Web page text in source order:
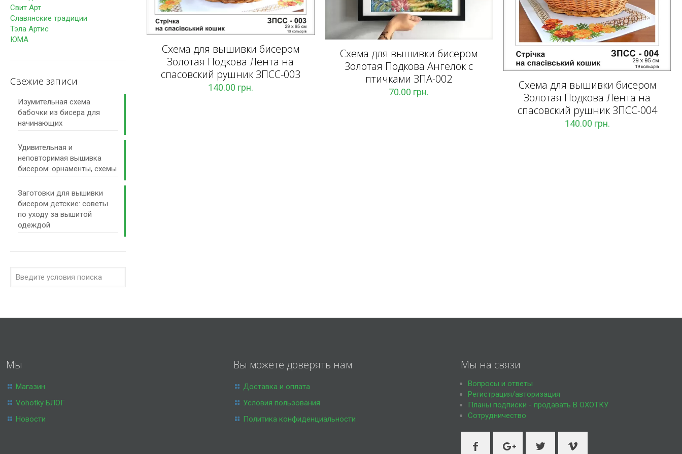
Схема для вышивки бисером
Золотая Подкова Лента на
спасовский рушник ЗПCC-003
140.00 грн.
Схема для вышивки бисером
Золотая Подкова Ангелок с
птичками ЗПА-002
70.00 грн.
Схема для вышивки бисером
Золотая Подкова Лента на
спасовский рушник ЗПCC-004
140.00 грн.
Свит Арт
Славянские традиции
Тэла Артис
ЮМА
Свежие записи
Изумительная схема
бабочки из бисера для
начинающих
Удивительная и
неповторимая вышивка
бисером: орнаменты, схемы
Заготовки для вышивки
бисером детские: советы
по уходу за вышитой
одеждой
Мы
Магазин
Vohotky БЛОГ
Новости
Вы можете доверять нам
Доставка и оплата
Условия пользования
Политика конфиденциальности
Мы на связи
Вопросы и ответы
Регистрация/авторизация
Планы подписки - продавать В ОХОТКУ
Сотрудничество